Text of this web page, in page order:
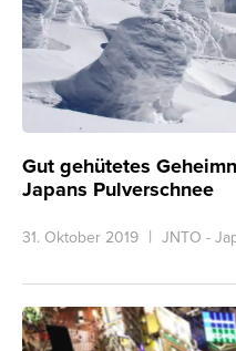
Gut gehütetes
Japans Pulverschnee
31. Oktober 2019 JNTO -